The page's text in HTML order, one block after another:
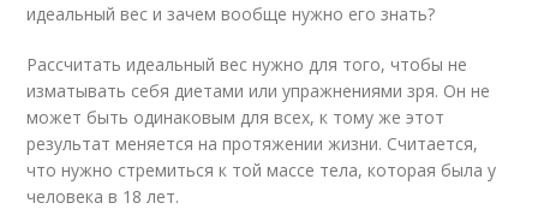
идеальный вес и зачем вообще нужно его знать?
Рассчитать идеальный вес нужно для того, чтобы не
изматывать себя диетами или упражнениями зря. Он не
может быть одинаковым для всех, к тому же этот
результат меняется на протяжении жизни. Считается,
что нужно стремиться к той массе тела, которая была у
человека в 18 лет.